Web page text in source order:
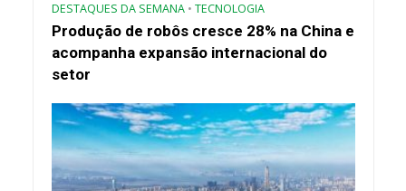
DESTAQUES DA SEMANA • TECNOLOGIA
Produção de robôs cresce 28% na China e
acompanha expansão internacional do
setor